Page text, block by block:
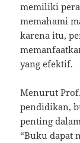
memiliki
memahami
karena itu,
yang efektif.
Menurut
pendidikan,
penting
“Buku dapat